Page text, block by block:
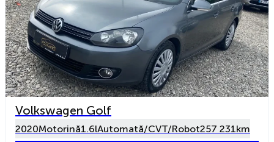
Volkswagen Golf
2020Motorină1.6lAutomată/CVT/Robot257 231km